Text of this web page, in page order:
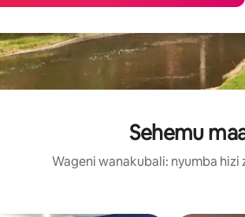
Sehemu
Wageni wanakubali: nyumba hizi